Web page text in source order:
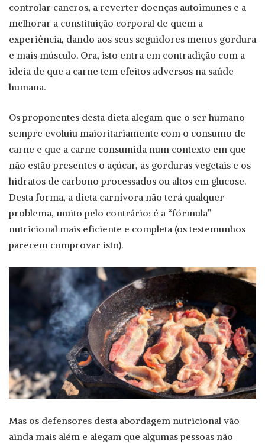
controlar cancros, a reverter doenças autoimunes e a
melhorar a constituição corporal de quem a
experiência, dando aos seus seguidores menos gordura
e mais músculo. Ora, isto entra em contradição com a
ideia de que a carne tem efeitos adversos na saúde
humana.
Os proponentes desta dieta alegam que o ser humano
sempre evoluiu maioritariamente com o consumo de
carne e que a carne consumida num contexto em que
não estão presentes o açúcar, as gorduras vegetais e os
hidratos de carbono processados ou altos em glucose.
Desta forma, a dieta carnívora não terá qualquer
problema, muito pelo contrário: é a “fórmula”
nutricional mais eficiente e completa (os testemunhos
parecem comprovar isto).
Mas os defensores desta abordagem nutricional vão
ainda mais além e alegam que algumas pessoas não